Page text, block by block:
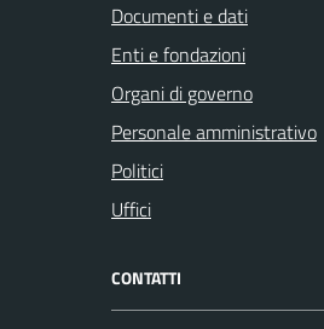
Documenti e dati
Enti e fondazioni
Organi di governo
Personale amministrativo
Politici
Uffici
CONTATTI